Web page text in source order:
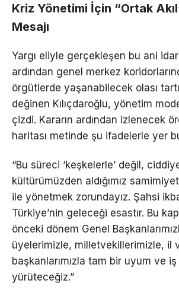
Kriz Yönetimi İçin “Ortak
Mesajı
Yargı eliyle gerçekleşen bu ani
ardından genel merkez
örgütlerde yaşanabilecek olası
değinen Kılıçdaroğlu, yönetim
çizdi. Kararın ardından izlenecek
haritası metinde şu ifadelerle yer
“Bu süreci ‘keşkelerle’ değil,
kültürümüzden aldığımız
ile yönetmek zorundayız. Şahsi
Türkiye’nin geleceği esastır. Bu
önceki dönem Genel
üyelerimizle, milletvekillerimizle, il
başkanlarımızla tam bir uyum ve
yürüteceğiz.”